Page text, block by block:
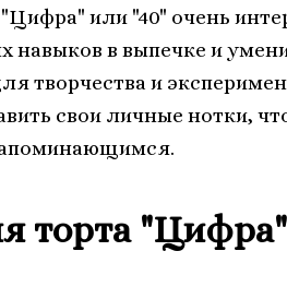
или "40" очень
навыков в выпечке и
творчества и
свои личные нотки,
торта